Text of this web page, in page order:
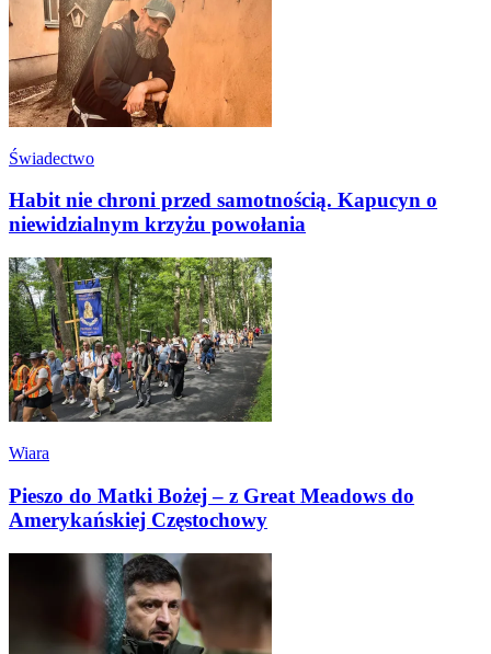
Świadectwo
Habit nie chroni przed samotnością. Kapucyn o
niewidzialnym krzyżu powołania
Wiara
Pieszo do Matki Bożej – z Great Meadows do
Amerykańskiej Częstochowy